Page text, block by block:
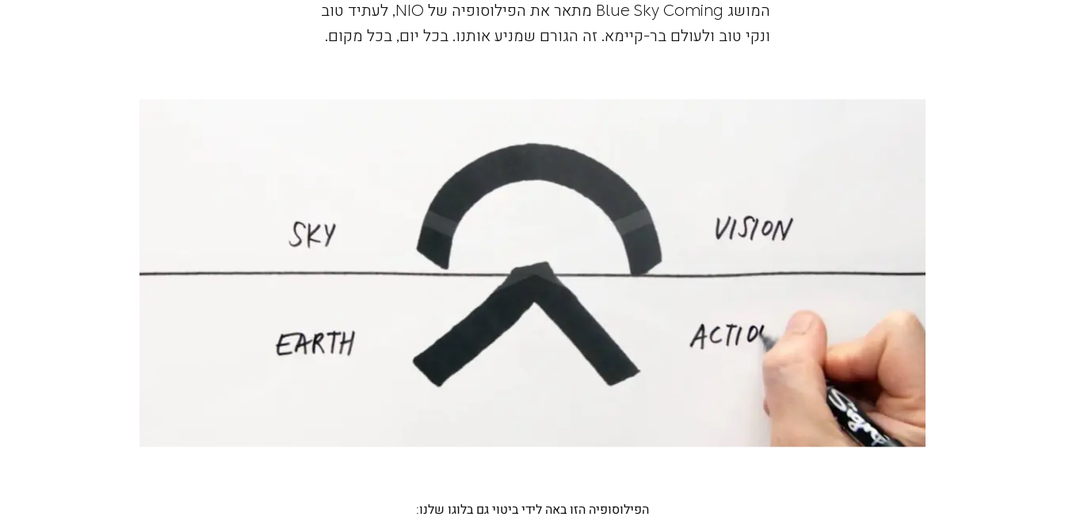
המושג Blue Sky Coming מתאר את הפילוסופיה של NIO, לעתיד טוב
ונקי טוב ולעולם בר-קיימא. זה הגורם שמניע אותנו. בכל יום, בכל מקום.
הפילוסופיה הזו באה לידי ביטוי גם בלוגו שלנו: